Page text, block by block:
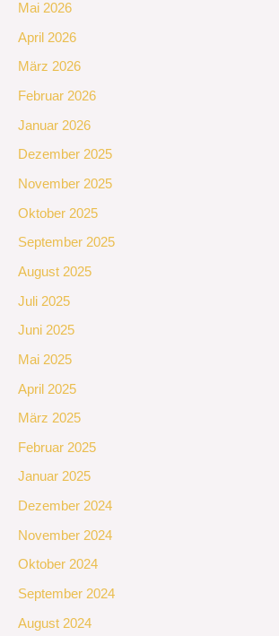
Mai 2026
April 2026
März 2026
Februar 2026
Januar 2026
Dezember 2025
November 2025
Oktober 2025
September 2025
August 2025
Juli 2025
Juni 2025
Mai 2025
April 2025
März 2025
Februar 2025
Januar 2025
Dezember 2024
November 2024
Oktober 2024
September 2024
August 2024